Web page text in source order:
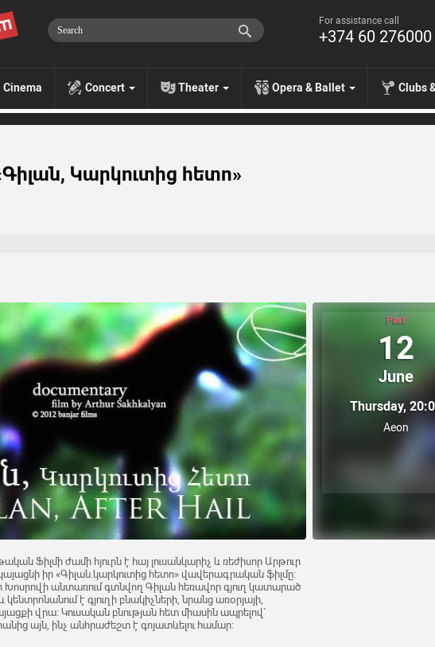
For assistance call
+374 60 276000
Cinema Concert Theater Opera & Ballet Clubs
Կարկուտից հետո»
Past
12
June
Thursday,
Aeon
Ֆիլմի ժամի հյուրն է հայ լուսանկարիչ և ռեժիսոր Արթուր
իր «Գիլան.կարկուտից հետո» վավերագրական ֆիլմը:
Խոսրովի անտառում գտնվող Գիլան հեռավոր գյուղ կատարած
կենտրոնանում է գյուղի բնակիչների, նրանց առօրյայի,
վրա: Կուսական բնության հետ միասին ապրելով`
այն, ինչ անհրաժեշտ է գոյատևելու համար: